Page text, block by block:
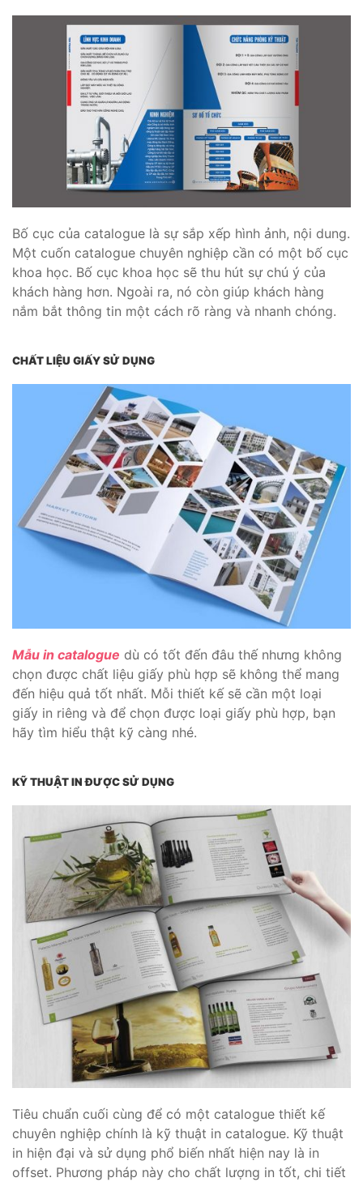
Bố cục của catalogue là sự sắp xếp hình ảnh, nội dung.
Một cuốn catalogue chuyên nghiệp cần có một bố cục
khoa học. Bố cục khoa học sẽ thu hút sự chú ý của
khách hàng hơn. Ngoài ra, nó còn giúp khách hàng
nắm bắt thông tin một cách rõ ràng và nhanh chóng.
CHẤT LIỆU GIẤY SỬ DỤNG
Mẫu in catalogue dù có tốt đến đâu thế nhưng không
chọn được chất liệu giấy phù hợp sẽ không thể mang
đến hiệu quả tốt nhất. Mỗi thiết kế sẽ cần một loại
giấy in riêng và để chọn được loại giấy phù hợp, bạn
hãy tìm hiểu thật kỹ càng nhé.
KỸ THUẬT IN ĐƯỢC SỬ DỤNG
Tiêu chuẩn cuối cùng để có một catalogue thiết kế
chuyên nghiệp chính là kỹ thuật in catalogue. Kỹ thuật
in hiện đại và sử dụng phổ biến nhất hiện nay là in
offset. Phương pháp này cho chất lượng in tốt, chi tiết